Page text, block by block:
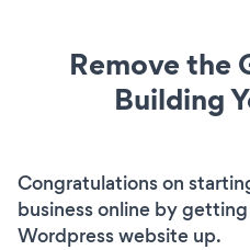
Remove the
Building
Congratulations on
business online by
Wordpress website up.